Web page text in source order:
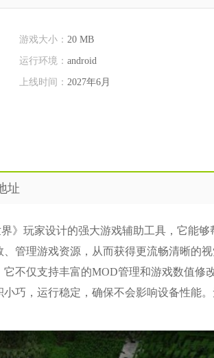
游戏大小： 20 MB
运行环境： android
上线时间： 2027年6月
址
》玩家设计的强大游戏辅助工具，它能
管理游戏资源，从而获得更流畅清晰的
不仅支持丰富的MOD管理和游戏数值修
巧，运行稳定，确保不会影响设备性能